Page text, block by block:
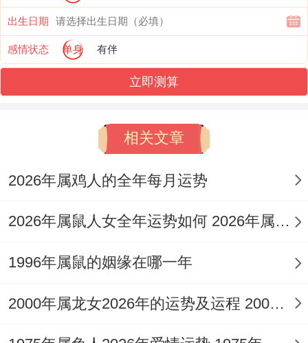
受到流年星象作用，日常琐碎的积累可能放
大彼此的急躁情绪，要避免因沟通不畅而让
小事发酵成隔阂。
对于仍在寻觅或处于单身状态的朋友。2026
年则呈现出「静水流深」的特质，急于求成
的心态往往难以带来理想结果，反而是在专
注于自我提升、社交拓展或兴趣培养的过程
今年的桃花机遇可能隐藏于学习场合、文化
交流活动或通过老朋友引荐之中，你们独特
他人的闪光点，但需谨记，宁缺毋滥仍是今
年的核心原则，高质量的独处远胜于消耗能
出生日期
感情状态 单身 有伴
立即测算
相关文章
2026年属鸡人的全年每月运势
2026年属鼠人女全年运势如何 2026年属鼠人的全年运势
1996年属鼠的姻缘在哪一年
2000年属龙女2026年的运势及运程 2000年属龙女的命运和婚姻